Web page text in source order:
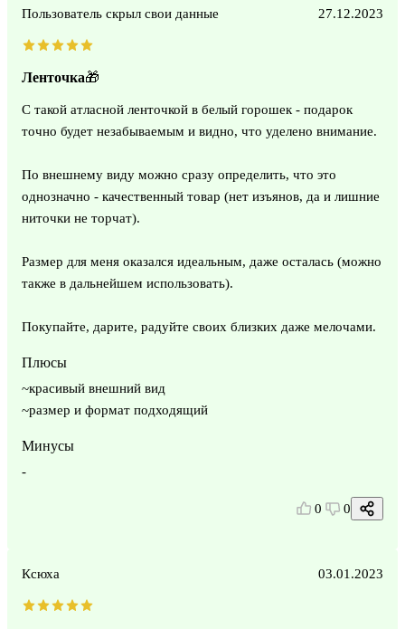
Пользователь скрыл свои данные 27.12.2023
Ленточка🎁
С такой атласной ленточкой в белый горошек - подарок
точно будет незабываемым и видно, что уделено внимание.
По внешнему виду можно сразу определить, что это
однозначно - качественный товар (нет изъянов, да и лишние
ниточки не торчат).
Размер для меня оказался идеальным, даже осталась (можно
также в дальнейшем использовать).
Покупайте, дарите, радуйте своих близких даже мелочами.
Плюсы
~красивый внешний вид
~размер и формат подходящий
Минусы
-
0 0
Ксюха 03.01.2023